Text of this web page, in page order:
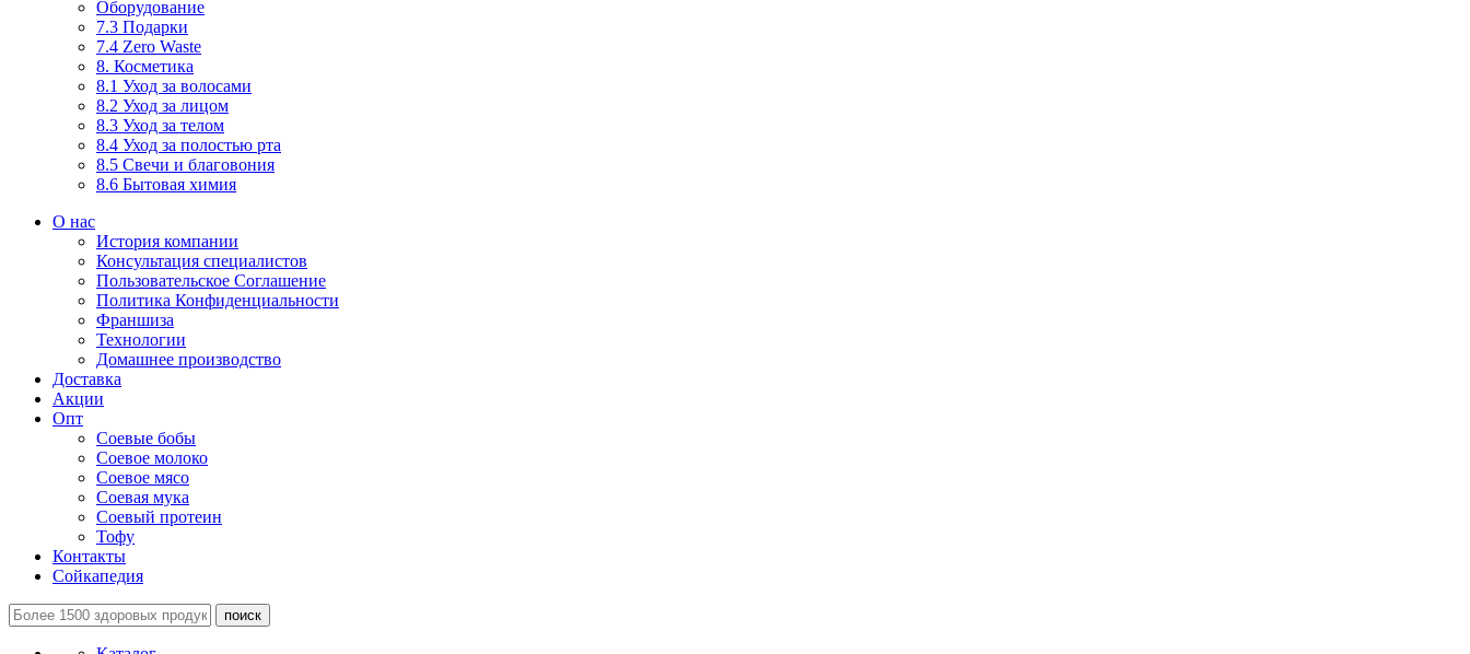
Оборудование
7.3 Подарки
7.4 Zero Waste
8. Косметика
8.1 Уход за волосами
8.2 Уход за лицом
8.3 Уход за телом
8.4 Уход за полостью рта
8.5 Свечи и благовония
8.6 Бытовая химия
О нас
История компании
Консультация специалистов
Пользовательское Соглашение
Политика Конфиденциальности
Франшиза
Технологии
Домашнее производство
Доставка
Акции
Опт
Соевые бобы
Соевое молоко
Соевое мясо
Соевая мука
Соевый протеин
Тофу
Контакты
Сойкапедия
поиск